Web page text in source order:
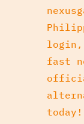
login,
fast